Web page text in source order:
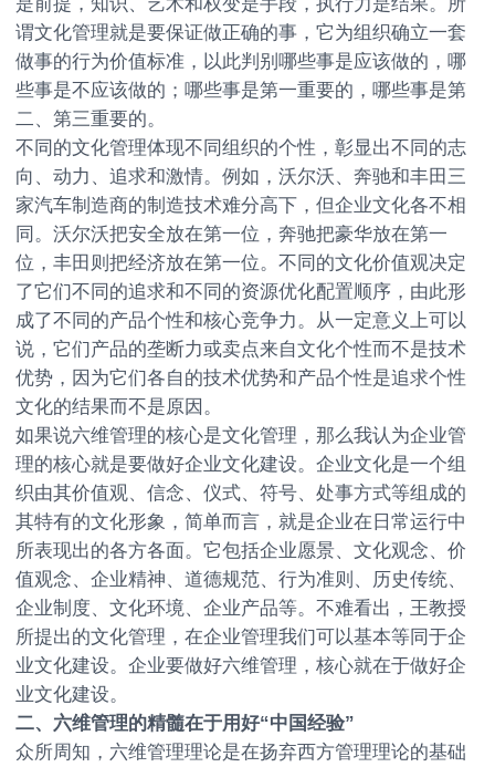
是前提，知识、艺术和权变是手段，执行力是结果。所
谓文化管理就是要保证做正确的事，它为组织确立一套
做事的行为价值标准，以此判别哪些事是应该做的，哪
些事是不应该做的；哪些事是第一重要的，哪些事是第
二、第三重要的。
不同的文化管理体现不同组织的个性，彰显出不同的志
向、动力、追求和激情。例如，沃尔沃、奔驰和丰田三
家汽车制造商的制造技术难分高下，但企业文化各不相
同。沃尔沃把安全放在第一位，奔驰把豪华放在第一
位，丰田则把经济放在第一位。不同的文化价值观决定
了它们不同的追求和不同的资源优化配置顺序，由此形
成了不同的产品个性和核心竞争力。从一定意义上可以
说，它们产品的垄断力或卖点来自文化个性而不是技术
优势，因为它们各自的技术优势和产品个性是追求个性
文化的结果而不是原因。
如果说六维管理的核心是文化管理，那么我认为企业管
理的核心就是要做好企业文化建设。企业文化是一个组
织由其价值观、信念、仪式、符号、处事方式等组成的
其特有的文化形象，简单而言，就是企业在日常运行中
所表现出的各方各面。它包括企业愿景、文化观念、价
值观念、企业精神、道德规范、行为准则、历史传统、
企业制度、文化环境、企业产品等。不难看出，王教授
所提出的文化管理，在企业管理我们可以基本等同于企
业文化建设。企业要做好六维管理，核心就在于做好企
业文化建设。
二、六维管理的精髓在于用好“中国经验”
众所周知，六维管理理论是在扬弃西方管理理论的基础